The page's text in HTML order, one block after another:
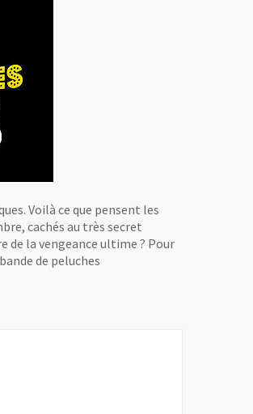
Voilà ce que pensent les
cachés au très secret
de la vengeance ultime ? Pour
de peluches
l'handicap Moteur